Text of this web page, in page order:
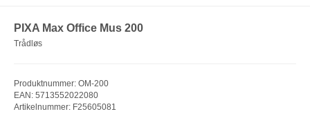
PIXA Max Office Mus 200
Trådløs
Produktnummer: OM-200
EAN: 5713552022080
Artikelnummer: F25605081